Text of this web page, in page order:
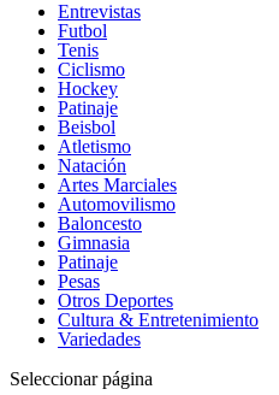
Entrevistas
Futbol
Tenis
Ciclismo
Hockey
Patinaje
Beisbol
Atletismo
Natación
Artes Marciales
Automovilismo
Baloncesto
Gimnasia
Patinaje
Pesas
Otros Deportes
Cultura & Entretenimiento
Variedades
Seleccionar página